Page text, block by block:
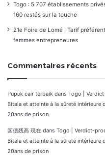
Togo : 5 707 établissements
160 restés sur la touche
21e Foire de Lomé : Tarif
femmes entrepreneures
Commentaires récents
Pupuk cair terbaik dans Togo |
Bitala et atteinte à la sûreté intérieure
20ans de prison
国債残高 現在 dans Togo | Verdict-
Bitala et atteinte à la sûreté intérieure
20ans de prison